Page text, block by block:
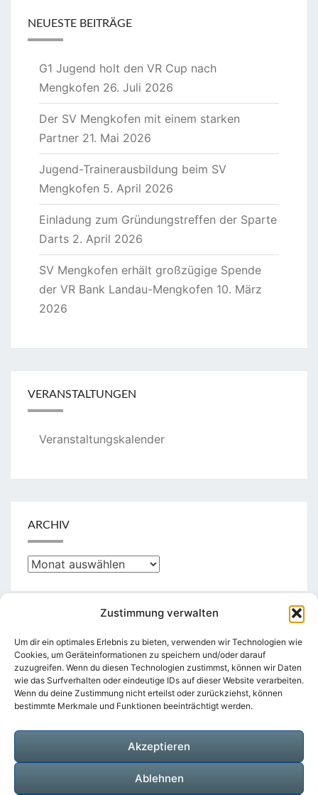
Zustimmung verwalten
Um dir ein optimales Erlebnis zu bieten, verwenden wir Technologien wie
Cookies, um Geräteinformationen zu speichern und/oder darauf
zuzugreifen. Wenn du diesen Technologien zustimmst, können wir Daten
wie das Surfverhalten oder eindeutige IDs auf dieser Website verarbeiten.
Wenn du deine Zustimmung nicht erteilst oder zurückziehst, können
bestimmte Merkmale und Funktionen beeinträchtigt werden.
Akzeptieren
Ablehnen
NEUESTE BEITRÄGE
G1 Jugend holt den VR Cup nach
Mengkofen 26. Juli 2026
Der SV Mengkofen mit einem starken
Partner 21. Mai 2026
Jugend-Trainerausbildung beim SV
Mengkofen 5. April 2026
Einladung zum Gründungstreffen der Sparte
Darts 2. April 2026
SV Mengkofen erhält großzügige Spende
der VR Bank Landau-Mengkofen 10. März
2026
VERANSTALTUNGEN
Veranstaltungskalender
ARCHIV
Archiv
KATEGORIEN
Kategorien